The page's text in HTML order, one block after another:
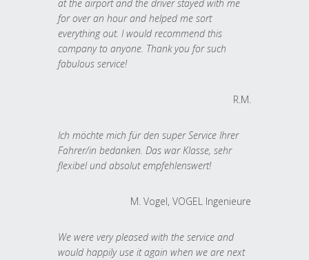
at the airport and the driver stayed with me
for over an hour and helped me sort
everything out. I would recommend this
company to anyone. Thank you for such
fabulous service!
R.M.
Ich möchte mich für den super Service Ihrer
Fahrer/in bedanken. Das war Klasse, sehr
flexibel und absolut empfehlenswert!
M. Vogel, VOGEL Ingenieure
We were very pleased with the service and
would happily use it again when we are next